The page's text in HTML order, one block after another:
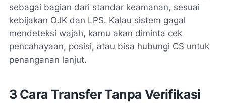
sebagai bagian dari standar keamanan, sesuai
kebijakan OJK dan LPS. Kalau sistem gagal
mendeteksi wajah, kamu akan diminta cek
pencahayaan, posisi, atau bisa hubungi CS untuk
penanganan lanjut.
3 Cara Transfer Tanpa Verifikasi